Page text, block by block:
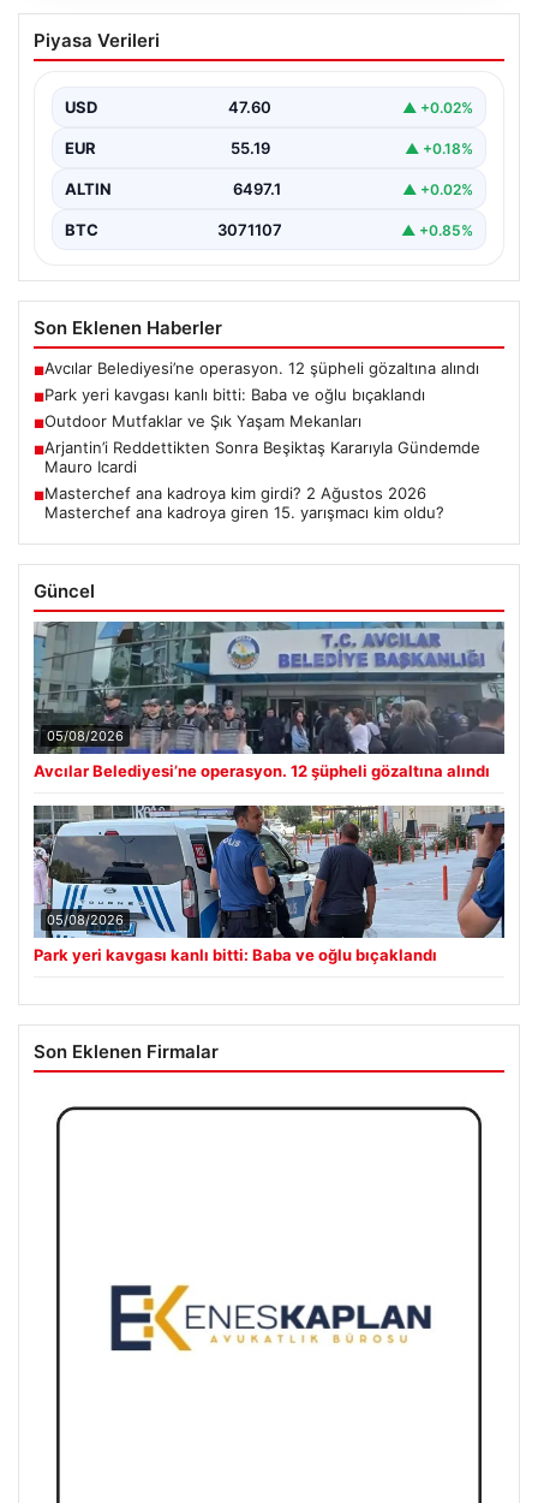
Park yeri kavgası kanlı bitti: Baba ve
oğlu bıçaklandı
Piyasa Verileri
USD 47.60 ▲ +0.02%
EUR 55.19 ▲ +0.18%
ALTIN 6497.1 ▲ +0.02%
BTC 3071107 ▲ +0.85%
Son Eklenen Haberler
■Avcılar Belediyesi’ne operasyon. 12 şüpheli gözaltına alındı
■Park yeri kavgası kanlı bitti: Baba ve oğlu bıçaklandı
■Outdoor Mutfaklar ve Şık Yaşam Mekanları
■Arjantin’i Reddettikten Sonra Beşiktaş Kararıyla Gündemde
Mauro Icardi
■Masterchef ana kadroya kim girdi? 2 Ağustos 2026
Masterchef ana kadroya giren 15. yarışmacı kim oldu?
Güncel
05/08/2026
Avcılar Belediyesi’ne operasyon. 12 şüpheli gözaltına alındı
05/08/2026
Park yeri kavgası kanlı bitti: Baba ve oğlu bıçaklandı
Son Eklenen Firmalar